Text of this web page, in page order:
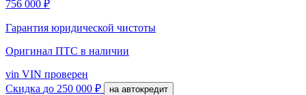
756 000 ₽
Гарантия юридической чистоты
Оригинал ПТС в наличии
vin VIN проверен
Скидка до 250 000 ₽ на автокредит